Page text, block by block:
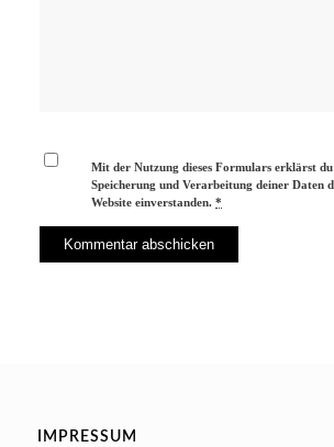
Mit der Nutzung dieses Formulars erklärst
Speicherung und Verarbeitung deiner Daten
Website einverstanden.*
IMPRESSUM